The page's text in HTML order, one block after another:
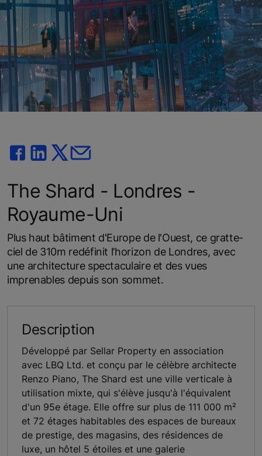
The Shard - Londres -
Royaume-Uni
Plus haut bâtiment d'Europe de l'Ouest, ce gratte-
ciel de 310m redéfinit l’horizon de Londres, avec
une architecture spectaculaire et des vues
imprenables depuis son sommet.
Description
Développé par Sellar Property en association
avec LBQ Ltd. et conçu par le célèbre architecte
Renzo Piano, The Shard est une ville verticale à
utilisation mixte, qui s'élève jusqu'à l'équivalent
d'un 95e étage. Elle offre sur plus de 111 000 m²
et 72 étages habitables des espaces de bureaux
de prestige, des magasins, des résidences de
luxe, un hôtel 5 étoiles et une galerie